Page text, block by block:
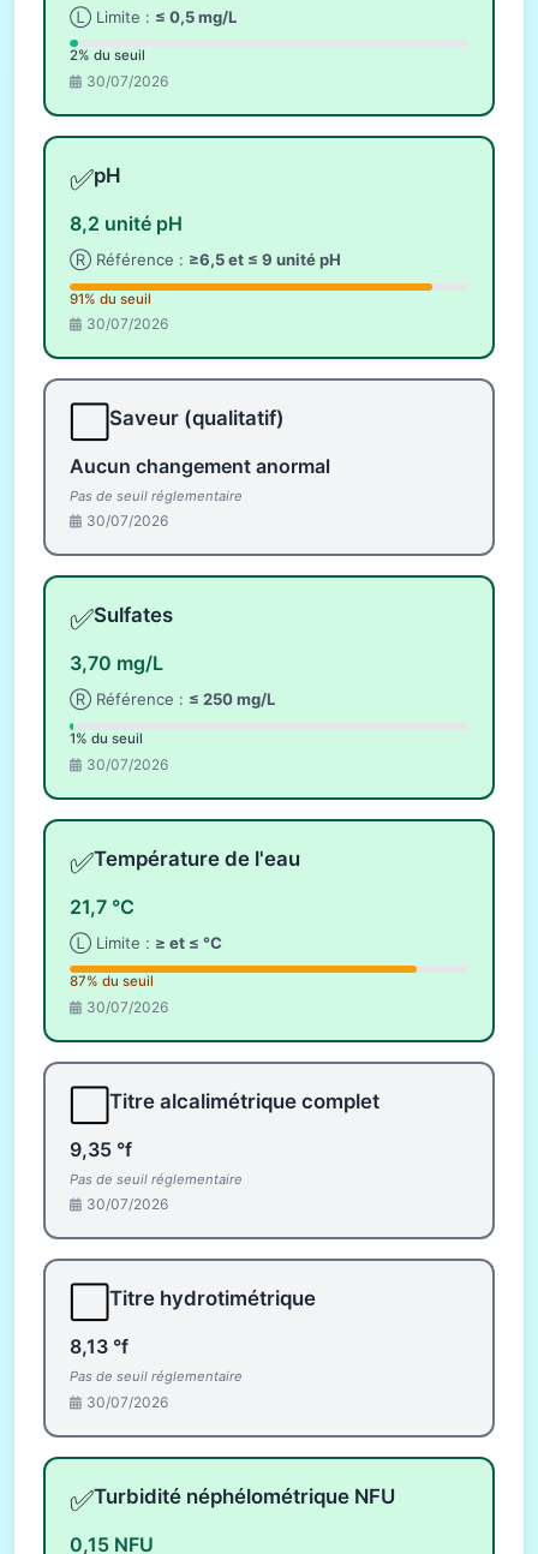
Ⓛ Limite : ≤ 0,5 mg/L
2% du seuil
30/07/2026
✅pH
8,2 unité pH
Ⓡ Référence : ≥6,5 et ≤ 9 unité pH
91% du seuil
30/07/2026
Saveur (qualitatif)
Aucun changement anormal
Pas de seuil réglementaire
30/07/2026
✅Sulfates
3,70 mg/L
Ⓡ Référence : ≤ 250 mg/L
1% du seuil
30/07/2026
✅Température de l'eau
21,7 °C
Ⓛ Limite : ≥ et ≤ °C
87% du seuil
30/07/2026
Titre alcalimétrique complet
9,35 °f
Pas de seuil réglementaire
30/07/2026
Titre hydrotimétrique
8,13 °f
Pas de seuil réglementaire
30/07/2026
✅Turbidité néphélométrique NFU
0,15 NFU